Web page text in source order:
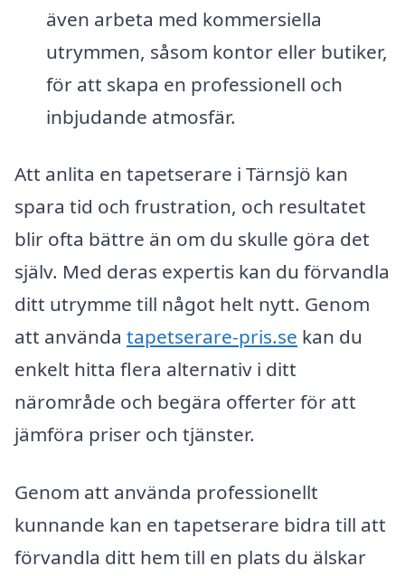
även arbeta med kommersiella
utrymmen, såsom kontor eller butiker,
för att skapa en professionell och
inbjudande atmosfär.
Att anlita en tapetserare i Tärnsjö kan
spara tid och frustration, och resultatet
blir ofta bättre än om du skulle göra det
själv. Med deras expertis kan du förvandla
ditt utrymme till något helt nytt. Genom
att använda tapetserare-pris.se kan du
enkelt hitta flera alternativ i ditt
närområde och begära offerter för att
jämföra priser och tjänster.
Genom att använda professionellt
kunnande kan en tapetserare bidra till att
förvandla ditt hem till en plats du älskar